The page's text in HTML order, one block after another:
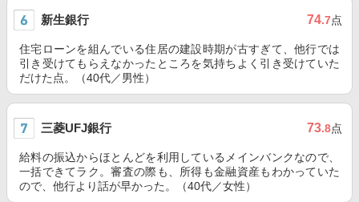
新生銀行 74.7点
住宅ローンを組んでいる住居の建設時期が古すぎて、他行では
引き受けてもらえなかったところを気持ちよく引き受けていた
だけた点。（40代／男性）
三菱UFJ銀行 73.8点
給料の振込からほとんどを利用しているメインバンクなので、
一括できてラク。審査の際も、所得も金融資産もわかっていた
ので、他行より話が早かった。（40代／女性）